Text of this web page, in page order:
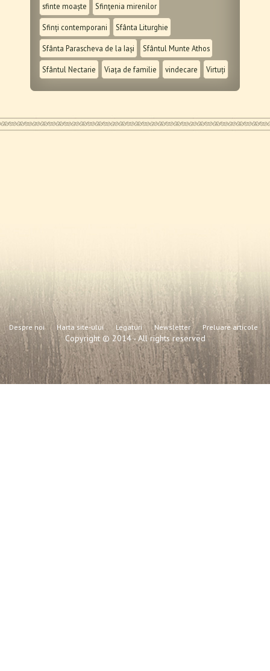
sfinte moaște Sfinţenia mirenilor
Sfinți contemporani Sfânta Liturghie
Sfânta Parascheva de la Iași Sfântul Munte Athos
Sfântul Nectarie Viața de familie vindecare Virtuți
Despre noi Harta site-ului Legaturi Newsletter Preluare articole
Copyright © 2014 - All rights reserved